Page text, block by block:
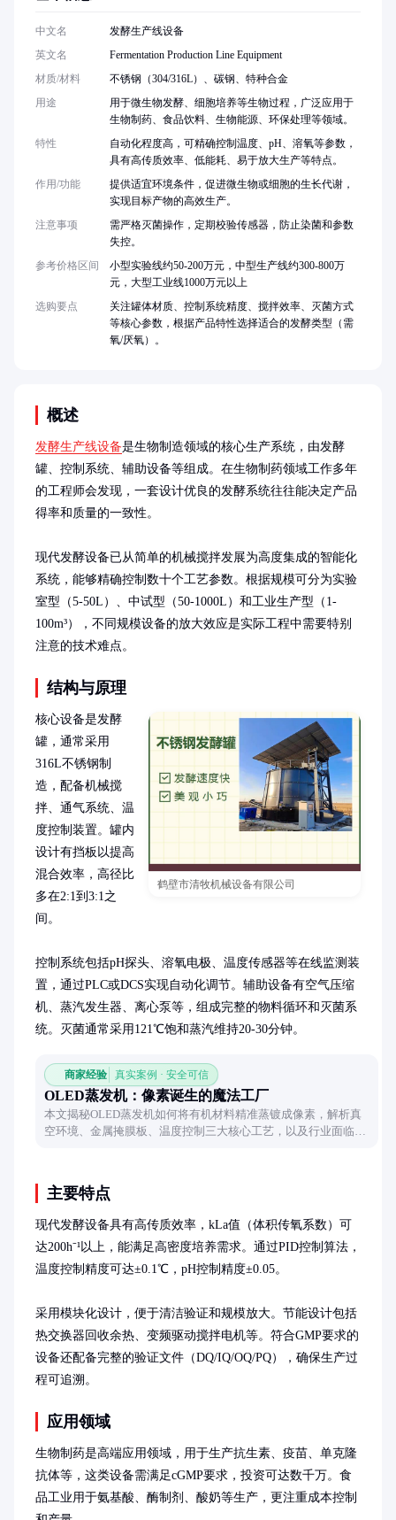
概述
发酵生产线设备是生物制造领域的核心生产系统，由发酵
罐、控制系统、辅助设备等组成。在生物制药领域工作多年
的工程师会发现，一套设计优良的发酵系统往往能决定产品
得率和质量的一致性。
现代发酵设备已从简单的机械搅拌发展为高度集成的智能化
系统，能够精确控制数十个工艺参数。根据规模可分为实验
室型（5-50L）、中试型（50-1000L）和工业生产型（1-
100m³），不同规模设备的放大效应是实际工程中需要特别
注意的技术难点。
结构与原理
鹤壁市清牧机械设备有限公司
核心设备是发酵
罐，通常采用
316L不锈钢制
造，配备机械搅
拌、通气系统、温
度控制装置。罐内
设计有挡板以提高
混合效率，高径比
多在2:1到3:1之
间。
控制系统包括pH探头、溶氧电极、温度传感器等在线监测装
置，通过PLC或DCS实现自动化调节。辅助设备有空气压缩
机、蒸汽发生器、离心泵等，组成完整的物料循环和灭菌系
统。灭菌通常采用121℃饱和蒸汽维持20-30分钟。
商家经验 真实案例 · 安全可信
OLED蒸发机：像素诞生的魔法工厂
本文揭秘OLED蒸发机如何将有机材料精准蒸镀成像素，解析真
空环境、金属掩膜板、温度控制三大核心工艺，以及行业面临的
主要特点
现代发酵设备具有高传质效率，kLa值（体积传氧系数）可
达200h⁻¹以上，能满足高密度培养需求。通过PID控制算法，
温度控制精度可达±0.1℃，pH控制精度±0.05。
采用模块化设计，便于清洁验证和规模放大。节能设计包括
热交换器回收余热、变频驱动搅拌电机等。符合GMP要求的
设备还配备完整的验证文件（DQ/IQ/OQ/PQ），确保生产过
程可追溯。
应用领域
生物制药是高端应用领域，用于生产抗生素、疫苗、单克隆
抗体等，这类设备需满足cGMP要求，投资可达数千万。食
品工业用于氨基酸、酶制剂、酸奶等生产，更注重成本控制
中文名
发酵生产线设备
英文名
Fermentation Production Line Equipment
材质/材料
不锈钢（304/316L）、碳钢、特种合金
用途
用于微生物发酵、细胞培养等生物过程，广泛应用于
生物制药、食品饮料、生物能源、环保处理等领域。
特性
自动化程度高，可精确控制温度、pH、溶氧等参数，
具有高传质效率、低能耗、易于放大生产等特点。
作用/功能
提供适宜环境条件，促进微生物或细胞的生长代谢，
实现目标产物的高效生产。
注意事项
需严格灭菌操作，定期校验传感器，防止染菌和参数
失控。
参考价格区间
小型实验线约50-200万元，中型生产线约300-800万
元，大型工业线1000万元以上
选购要点
关注罐体材质、控制系统精度、搅拌效率、灭菌方式
等核心参数，根据产品特性选择适合的发酵类型（需
氧/厌氧）。